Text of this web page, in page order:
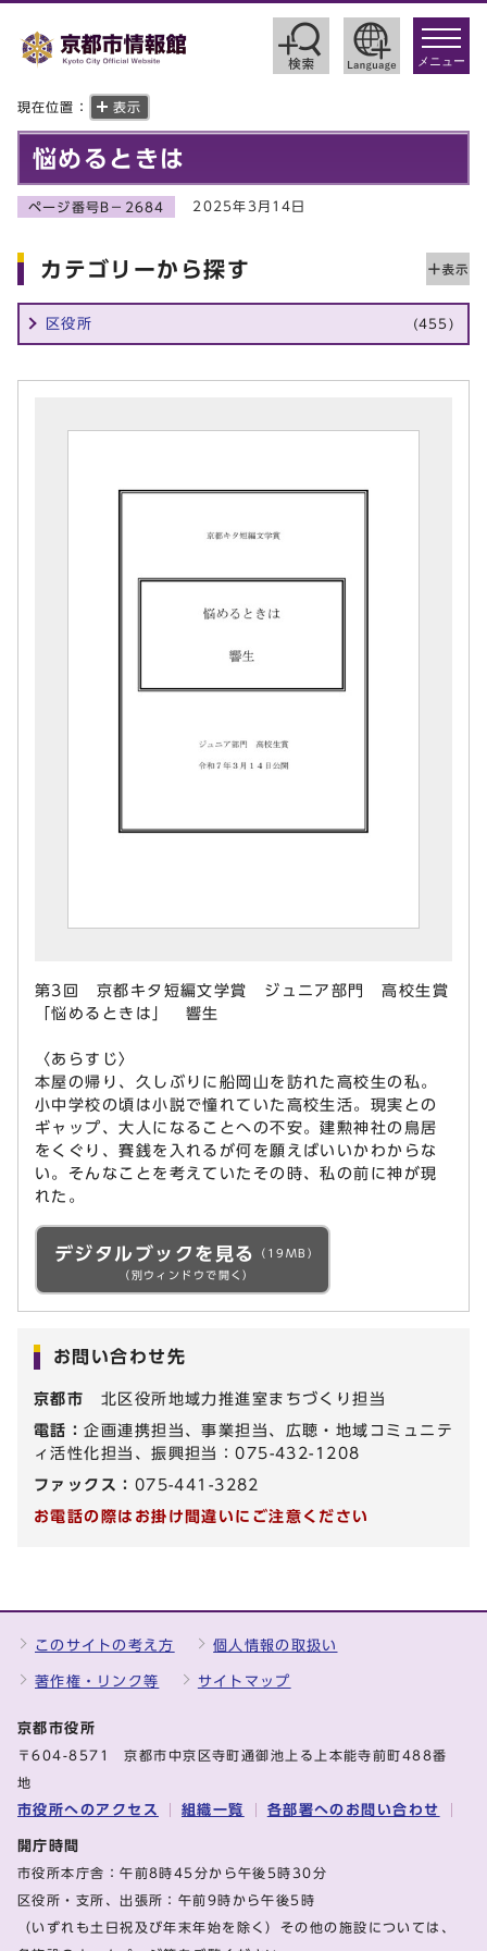
toggle
メニュー
現在位置： 表示
悩めるときは
ページ番号B－2684 2025年3月14日
カテゴリーから探す
区役所 (455)
第3回 京都キタ短編文学賞 ジュニア部門 高校生賞
「悩めるときは」 響生
〈あらすじ〉
本屋の帰り、久しぶりに船岡山を訪れた高校生の私。
小中学校の頃は小説で憧れていた高校生活。現実との
ギャップ、大人になることへの不安。建勲神社の鳥居
をくぐり、賽銭を入れるが何を願えばいいかわからな
い。そんなことを考えていたその時、私の前に神が現
れた。
デジタルブックを見る
（19MB）
（別ウィンドウで開く）
お問い合わせ先
京都市 北区役所地域力推進室まちづくり担当
電話：企画連携担当、事業担当、広聴・地域コミュニテ
ィ活性化担当、振興担当：075-432-1208
ファックス： 075-441-3282
お電話の際はお掛け間違いにご注意ください
このサイトの考え方 個人情報の取扱い
著作権・リンク等 サイトマップ
京都市役所
〒604-8571 京都市中京区寺町通御池上る上本能寺前町488番
地
市役所へのアクセス 組織一覧 各部署へのお問い合わせ
開庁時間
市役所本庁舎：午前8時45分から午後5時30分
区役所・支所、出張所：午前9時から午後5時
（いずれも土日祝及び年末年始を除く）その他の施設については、